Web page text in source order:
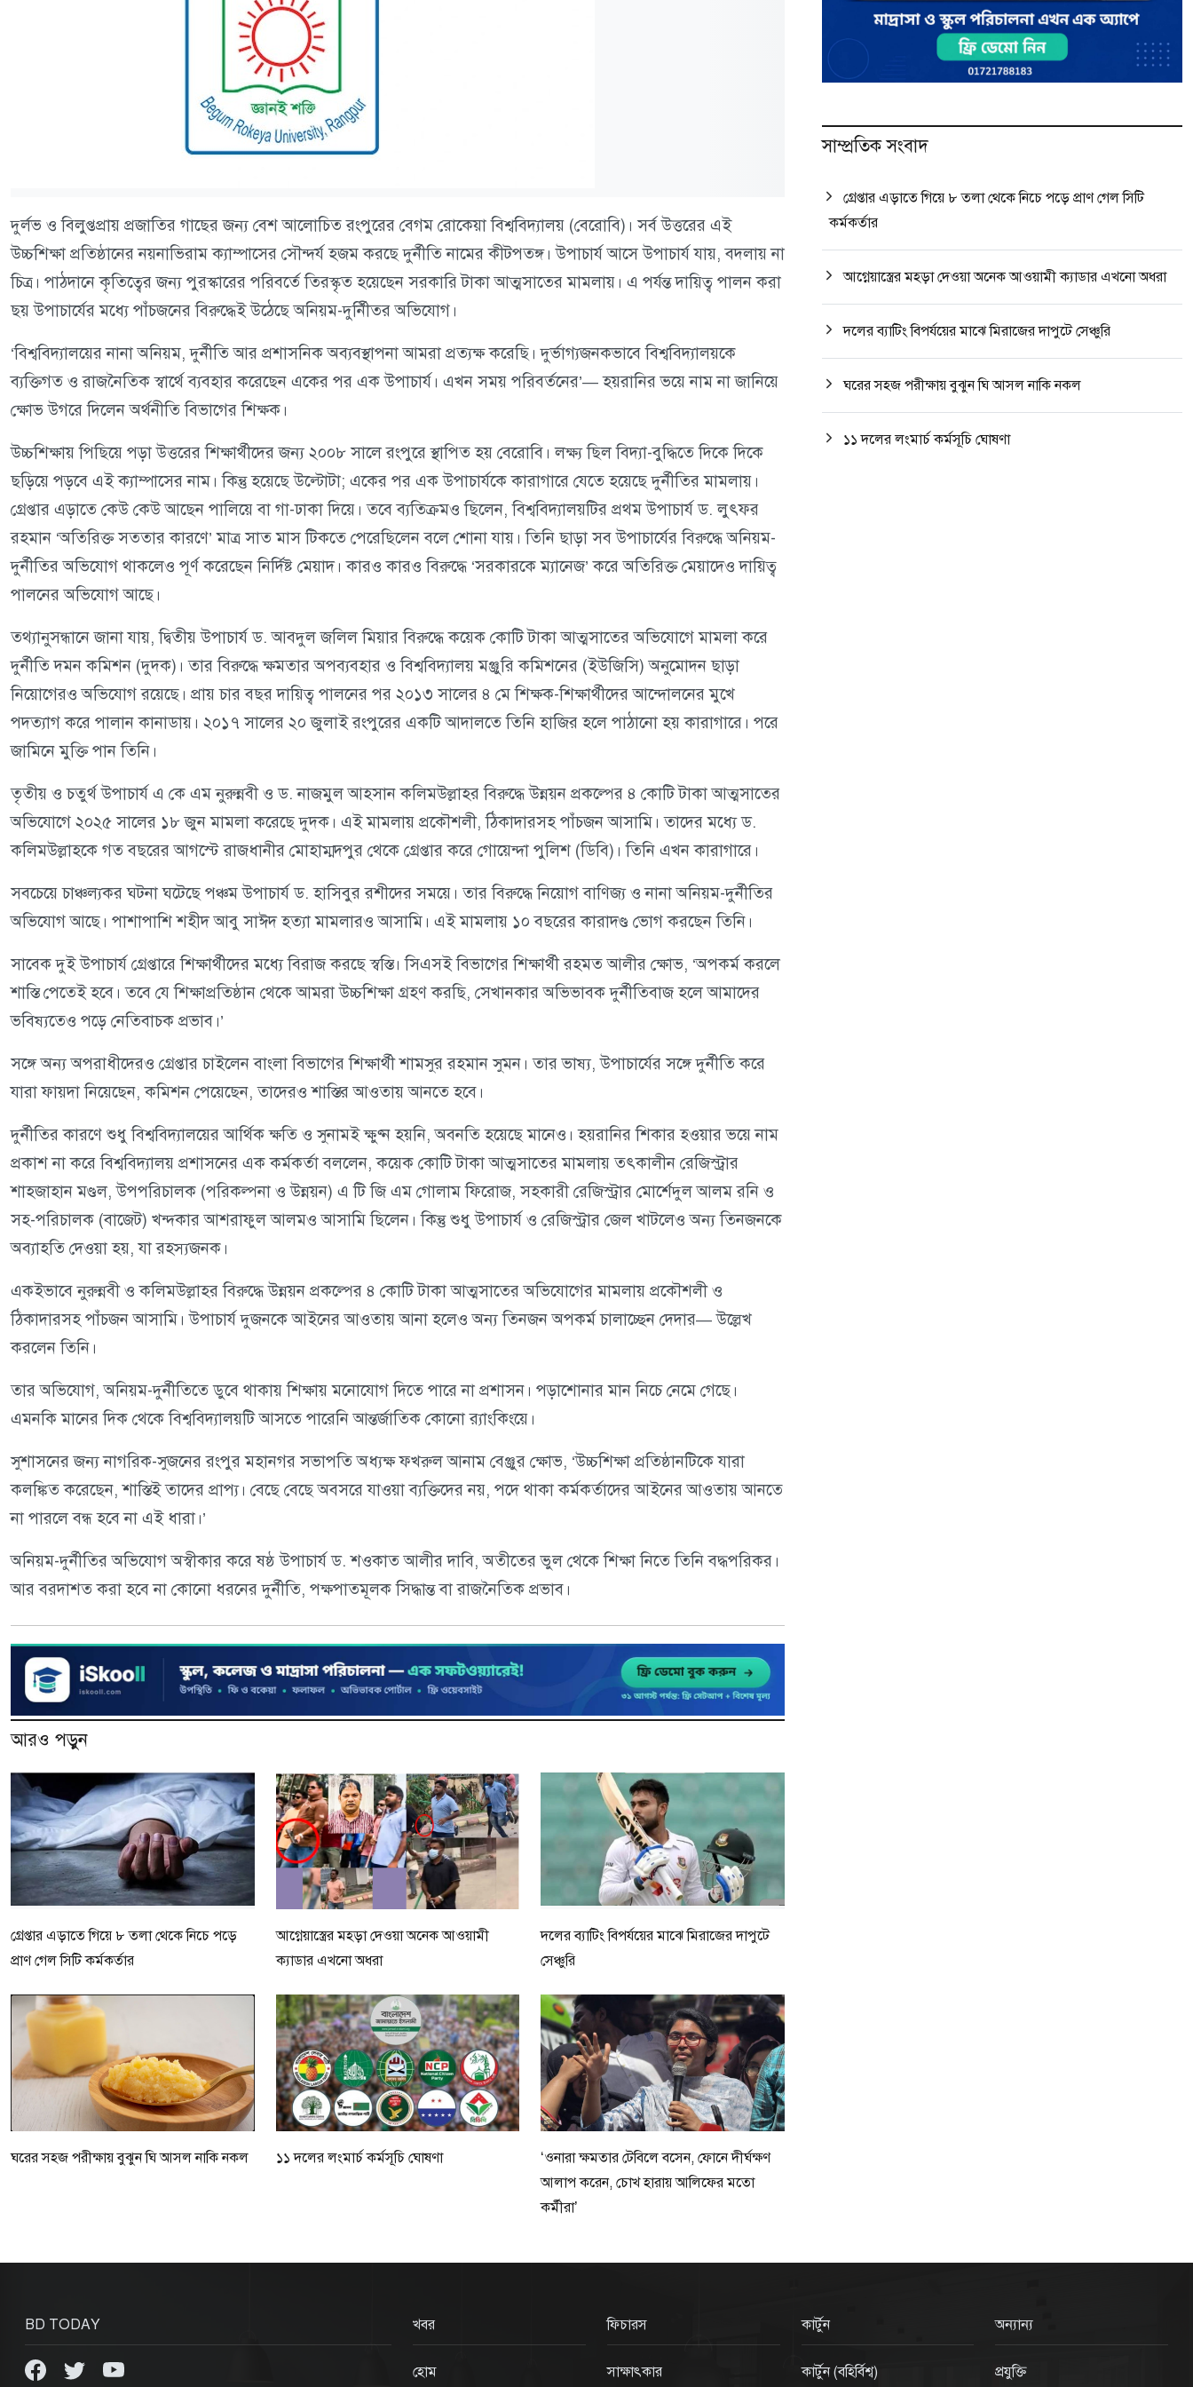
দুর্লভ ও বিলুপ্তপ্রায় প্রজাতির গাছের জন্য বেশ আলোচিত রংপুরের বেগম রোকেয়া বিশ্ববিদ্যালয় (বেরোবি)। সর্ব উত্তরের এই
উচ্চশিক্ষা প্রতিষ্ঠানের নয়নাভিরাম ক্যাম্পাসের সৌন্দর্য হজম করছে দুর্নীতি নামের কীটপতঙ্গ। উপাচার্য আসে উপাচার্য যায়, বদলায় না
চিত্র। পাঠদানে কৃতিত্বের জন্য পুরস্কারের পরিবর্তে তিরস্কৃত হয়েছেন সরকারি টাকা আত্মসাতের মামলায়। এ পর্যন্ত দায়িত্ব পালন করা
ছয় উপাচার্যের মধ্যে পাঁচজনের বিরুদ্ধেই উঠেছে অনিয়ম-দুর্নীিতর অভিযোগ।
‘বিশ্ববিদ্যালয়ের নানা অনিয়ম, দুর্নীতি আর প্রশাসনিক অব্যবস্থাপনা আমরা প্রত্যক্ষ করেছি। দুর্ভাগ্যজনকভাবে বিশ্ববিদ্যালয়কে
ব্যক্তিগত ও রাজনৈতিক স্বার্থে ব্যবহার করেছেন একের পর এক উপাচার্য। এখন সময় পরিবর্তনের’— হয়রানির ভয়ে নাম না জানিয়ে
ক্ষোভ উগরে দিলেন অর্থনীতি বিভাগের শিক্ষক।
উচ্চশিক্ষায় পিছিয়ে পড়া উত্তরের শিক্ষার্থীদের জন্য ২০০৮ সালে রংপুরে স্থাপিত হয় বেরোবি। লক্ষ্য ছিল বিদ্যা-বুদ্ধিতে দিকে দিকে
ছড়িয়ে পড়বে এই ক্যাম্পাসের নাম। কিন্তু হয়েছে উল্টোটা; একের পর এক উপাচার্যকে কারাগারে যেতে হয়েছে দুর্নীতির মামলায়।
গ্রেপ্তার এড়াতে কেউ কেউ আছেন পালিয়ে বা গা-ঢাকা দিয়ে। তবে ব্যতিক্রমও ছিলেন, বিশ্ববিদ্যালয়টির প্রথম উপাচার্য ড. লুৎফর
রহমান ‘অতিরিক্ত সততার কারণে’ মাত্র সাত মাস টিকতে পেরেছিলেন বলে শোনা যায়। তিনি ছাড়া সব উপাচার্যের বিরুদ্ধে অনিয়ম-
দুর্নীতির অভিযোগ থাকলেও পূর্ণ করেছেন নির্দিষ্ট মেয়াদ। কারও কারও বিরুদ্ধে ‘সরকারকে ম্যানেজ’ করে অতিরিক্ত মেয়াদেও দায়িত্ব
পালনের অভিযোগ আছে।
তথ্যানুসন্ধানে জানা যায়, দ্বিতীয় উপাচার্য ড. আবদুল জলিল মিয়ার বিরুদ্ধে কয়েক কোটি টাকা আত্মসাতের অভিযোগে মামলা করে
দুর্নীতি দমন কমিশন (দুদক)। তার বিরুদ্ধে ক্ষমতার অপব্যবহার ও বিশ্ববিদ্যালয় মঞ্জুরি কমিশনের (ইউজিসি) অনুমোদন ছাড়া
নিয়োগেরও অভিযোগ রয়েছে। প্রায় চার বছর দায়িত্ব পালনের পর ২০১৩ সালের ৪ মে শিক্ষক-শিক্ষার্থীদের আন্দোলনের মুখে
পদত্যাগ করে পালান কানাডায়। ২০১৭ সালের ২০ জুলাই রংপুরের একটি আদালতে তিনি হাজির হলে পাঠানো হয় কারাগারে। পরে
জামিনে মুক্তি পান তিনি।
তৃতীয় ও চতুর্থ উপাচার্য এ কে এম নুরুন্নবী ও ড. নাজমুল আহসান কলিমউল্লাহর বিরুদ্ধে উন্নয়ন প্রকল্পের ৪ কোটি টাকা আত্মসাতের
অভিযোগে ২০২৫ সালের ১৮ জুন মামলা করেছে দুদক। এই মামলায় প্রকৌশলী, ঠিকাদারসহ পাঁচজন আসামি। তাদের মধ্যে ড.
কলিমউল্লাহকে গত বছরের আগস্টে রাজধানীর মোহাম্মদপুর থেকে গ্রেপ্তার করে গোয়েন্দা পুলিশ (ডিবি)। তিনি এখন কারাগারে।
সবচেয়ে চাঞ্চল্যকর ঘটনা ঘটেছে পঞ্চম উপাচার্য ড. হাসিবুর রশীদের সময়ে। তার বিরুদ্ধে নিয়োগ বাণিজ্য ও নানা অনিয়ম-দুর্নীতির
অভিযোগ আছে। পাশাপাশি শহীদ আবু সাঈদ হত্যা মামলারও আসামি। এই মামলায় ১০ বছরের কারাদণ্ড ভোগ করছেন তিনি।
সাবেক দুই উপাচার্য গ্রেপ্তারে শিক্ষার্থীদের মধ্যে বিরাজ করছে স্বস্তি। সিএসই বিভাগের শিক্ষার্থী রহমত আলীর ক্ষোভ, ‘অপকর্ম করলে
শাস্তি পেতেই হবে। তবে যে শিক্ষাপ্রতিষ্ঠান থেকে আমরা উচ্চশিক্ষা গ্রহণ করছি, সেখানকার অভিভাবক দুর্নীতিবাজ হলে আমাদের
ভবিষ্যতেও পড়ে নেতিবাচক প্রভাব।’
সঙ্গে অন্য অপরাধীদেরও গ্রেপ্তার চাইলেন বাংলা বিভাগের শিক্ষার্থী শামসুর রহমান সুমন। তার ভাষ্য, উপাচার্যের সঙ্গে দুর্নীতি করে
যারা ফায়দা নিয়েছেন, কমিশন পেয়েছেন, তাদেরও শাস্তির আওতায় আনতে হবে।
দুর্নীতির কারণে শুধু বিশ্ববিদ্যালয়ের আর্থিক ক্ষতি ও সুনামই ক্ষুণ্ন হয়নি, অবনতি হয়েছে মানেও। হয়রানির শিকার হওয়ার ভয়ে নাম
প্রকাশ না করে বিশ্ববিদ্যালয় প্রশাসনের এক কর্মকর্তা বললেন, কয়েক কোটি টাকা আত্মসাতের মামলায় তৎকালীন রেজিস্ট্রার
শাহজাহান মণ্ডল, উপপরিচালক (পরিকল্পনা ও উন্নয়ন) এ টি জি এম গোলাম ফিরোজ, সহকারী রেজিস্ট্রার মোর্শেদুল আলম রনি ও
সহ-পরিচালক (বাজেট) খন্দকার আশরাফুল আলমও আসামি ছিলেন। কিন্তু শুধু উপাচার্য ও রেজিস্ট্রার জেল খাটলেও অন্য তিনজনকে
অব্যাহতি দেওয়া হয়, যা রহস্যজনক।
একইভাবে নুরুন্নবী ও কলিমউল্লাহর বিরুদ্ধে উন্নয়ন প্রকল্পের ৪ কোটি টাকা আত্মসাতের অভিযোগের মামলায় প্রকৌশলী ও
ঠিকাদারসহ পাঁচজন আসামি। উপাচার্য দুজনকে আইনের আওতায় আনা হলেও অন্য তিনজন অপকর্ম চালাচ্ছেন দেদার— উল্লেখ
করলেন তিনি।
তার অভিযোগ, অনিয়ম-দুর্নীতিতে ডুবে থাকায় শিক্ষায় মনোযোগ দিতে পারে না প্রশাসন। পড়াশোনার মান নিচে নেমে গেছে।
এমনকি মানের দিক থেকে বিশ্ববিদ্যালয়টি আসতে পারেনি আন্তর্জাতিক কোনো র‌্যাংকিংয়ে।
সুশাসনের জন্য নাগরিক-সুজনের রংপুর মহানগর সভাপতি অধ্যক্ষ ফখরুল আনাম বেঞ্জুর ক্ষোভ, ‘উচ্চশিক্ষা প্রতিষ্ঠানটিকে যারা
কলঙ্কিত করেছেন, শাস্তিই তাদের প্রাপ্য। বেছে বেছে অবসরে যাওয়া ব্যক্তিদের নয়, পদে থাকা কর্মকর্তাদের আইনের আওতায় আনতে
না পারলে বন্ধ হবে না এই ধারা।’
অনিয়ম-দুর্নীতির অভিযোগ অস্বীকার করে ষষ্ঠ উপাচার্য ড. শওকাত আলীর দাবি, অতীতের ভুল থেকে শিক্ষা নিতে তিনি বদ্ধপরিকর।
আর বরদাশত করা হবে না কোনো ধরনের দুর্নীতি, পক্ষপাতমূলক সিদ্ধান্ত বা রাজনৈতিক প্রভাব।
আরও পড়ুন
গ্রেপ্তার এড়াতে গিয়ে ৮ তলা থেকে নিচে পড়ে
প্রাণ গেল সিটি কর্মকর্তার
আগ্নেয়াস্ত্রের মহড়া দেওয়া অনেক আওয়ামী
ক্যাডার এখনো অধরা
দলের ব্যাটিং বিপর্যয়ের মাঝে মিরাজের দাপুটে
সেঞ্চুরি
ঘরের সহজ পরীক্ষায় বুঝুন ঘি আসল নাকি নকল ১১ দলের লংমার্চ কর্মসূচি ঘোষণা
‘ওনারা ক্ষমতার টেবিলে বসেন, ফোনে দীর্ঘক্ষণ
আলাপ করেন, চোখ হারায় আলিফের মতো
কর্মীরা’
সাম্প্রতিক সংবাদ
গ্রেপ্তার এড়াতে গিয়ে ৮ তলা থেকে নিচে পড়ে প্রাণ গেল সিটি
কর্মকর্তার
আগ্নেয়াস্ত্রের মহড়া দেওয়া অনেক আওয়ামী ক্যাডার এখনো অধরা
দলের ব্যাটিং বিপর্যয়ের মাঝে মিরাজের দাপুটে সেঞ্চুরি
ঘরের সহজ পরীক্ষায় বুঝুন ঘি আসল নাকি নকল
১১ দলের লংমার্চ কর্মসূচি ঘোষণা
BD TODAY খবর
হোম
ফিচারস
সাক্ষাৎকার
কার্টুন
কার্টুন (বহির্বিশ্ব)
অন্যান্য
প্রযুক্তি